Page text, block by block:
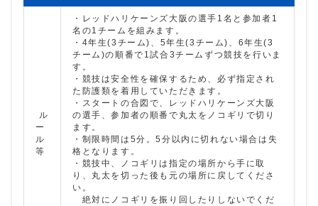
ル
ー
ル
等
・レッドハリケーンズ大阪の選手1名と参加者1
名の1チームを組みます。
・4年生(3チーム)、5年生(3チーム)、6年生(3
チーム)の順番で1試合3チームずつ競技を行いま
す。
・競技は安全性を確保するため、必ず指定され
た防護類を着用していただきます。
・スタートの合図で、レッドハリケーンズ大阪
の選手、参加者の順番で丸太をノコギリで切り
ます。
・制限時間は5分。5分以内に切れない場合は失
格となります。
・競技中、ノコギリは指定の場所から手に取
り、丸太を切った後も元の場所に戻してくださ
い。
絶対にノコギリを振り回したりしないでくだ